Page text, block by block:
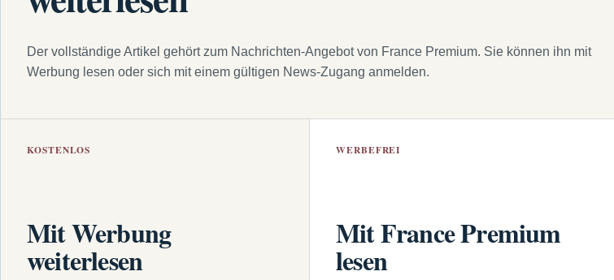
Der vollständige Artikel gehört zum Nachrichten-Angebot von France Premium. Sie können ihn mit
Werbung lesen oder sich mit einem gültigen News-Zugang anmelden.
KOSTENLOS
Mit Werbung
weiterlesen
WERBEFREI
Mit France Premium
lesen